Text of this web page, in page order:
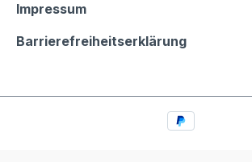
Impressum
Barrierefreiheitserklärung